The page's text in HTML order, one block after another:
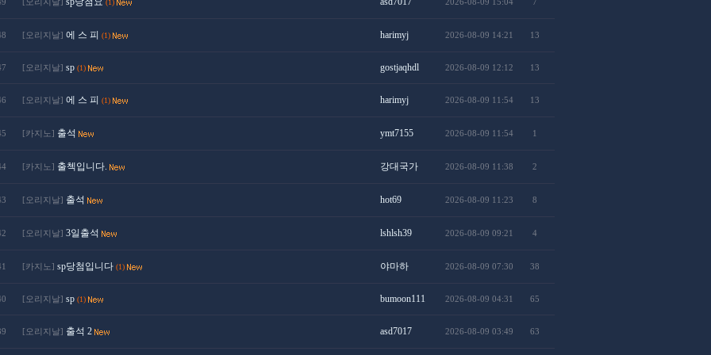
(1)
[오리지날] 에 스 피 (1) harimyj 2026-08-09 14:21 13
[오리지날] sp (1) gostjaqhdl 2026-08-09 12:12 13
[오리지날] 에 스 피 (1) harimyj 2026-08-09 11:54 13
[카지노] 출석 ymt7155 2026-08-09 11:54 1
[카지노] 출첵입니다. 강대국가 2026-08-09 11:38 2
[오리지날] 출석 hot69 2026-08-09 11:23 8
[오리지날] 3일출석 lshlsh39 2026-08-09 09:21 4
[카지노] sp당첨입니다 (1) 야마하 2026-08-09 07:30 38
[오리지날] sp (1) bumoon111 2026-08-09 04:31 65
[오리지날] 출석 2 asd7017 2026-08-09 03:49 63